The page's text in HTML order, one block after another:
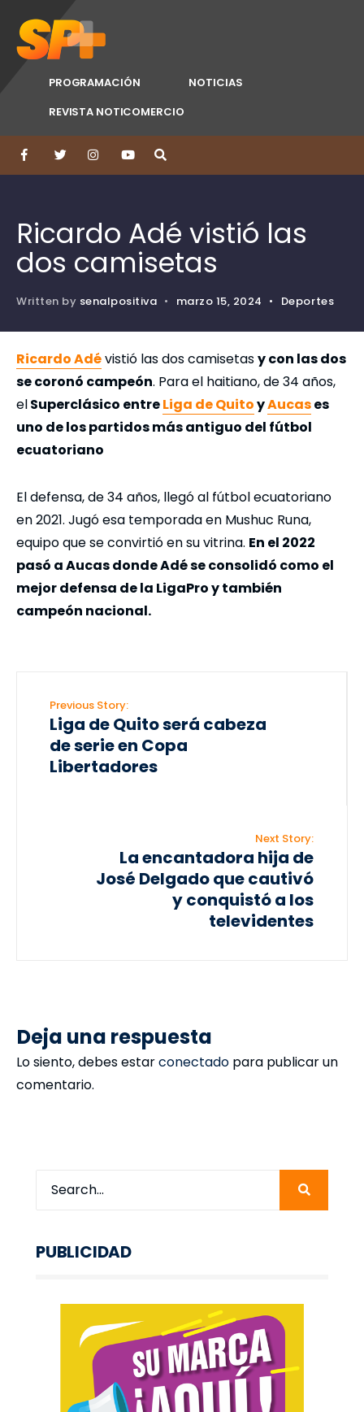
PROGRAMACIÓN
NOTICIAS
REVISTA NOTICOMERCIO
Ricardo Adé vistió las
dos camisetas
Written by senalpositiva • marzo 15, 2024 • Deportes
Ricardo Adévistió las dos camisetasy con las dos
se coronó campeón. Para el haitiano, de 34 años,
elSuperclásico entreLiga de QuitoyAucases
uno de los partidos más antiguo del fútbol
ecuatoriano
El defensa, de 34 años, llegó al fútbol ecuatoriano
en 2021. Jugó esa temporada en Mushuc Runa,
equipo que se convirtió en su vitrina. En el 2022
pasó a Aucas donde Adé se consolidó como el
mejor defensa de la LigaPro y también
campeón nacional.
Previous Story:
Liga de Quito será cabeza
de serie en Copa
Libertadores
Next Story:
La encantadora hija de
José Delgado que cautivó
y conquistó a los
televidentes
Deja una respuesta
Lo siento, debes estarconectado para publicar un
comentario.
PUBLICIDAD